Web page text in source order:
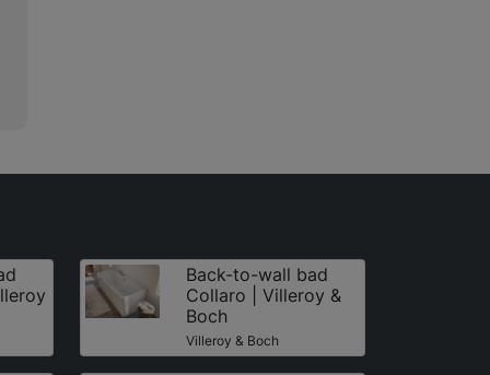
Back-to-wall bad
Collaro | Villeroy &
Boch
Villeroy & Boch